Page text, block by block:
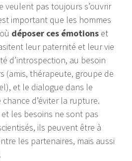
veulent pas toujours s’ouvrir
important que les hommes
déposer ces émotions et
leur paternité et leur vie
d’introspection, au besoin
(amis, thérapeute, groupe de
et le dialogue dans le
d’éviter la rupture.
les besoins ne sont pas
ils peuvent être à
les partenaires, mais aussi